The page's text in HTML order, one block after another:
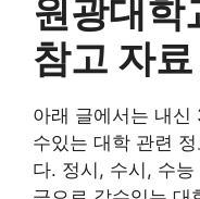
원광대학
참고 자료
아래 글에서는 내
수있는 대학 관련
다. 정시, 수시, 수